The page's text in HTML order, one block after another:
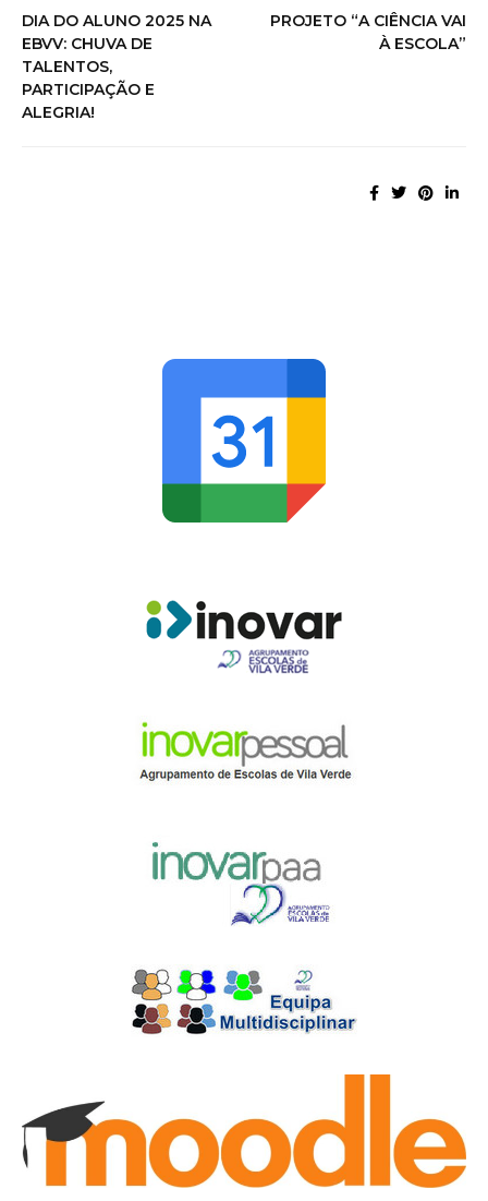
DIA DO ALUNO 2025 NA
EBVV: CHUVA DE
TALENTOS,
PARTICIPAÇÃO E
ALEGRIA!
PROJETO “A CIÊNCIA VAI
À ESCOLA”